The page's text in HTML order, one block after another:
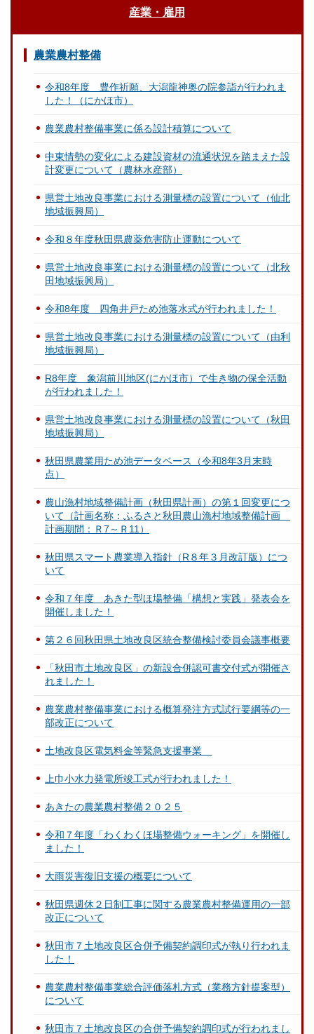
産業・雇用
農業農村整備
令和8年度 豊作祈願、大潟龍神奥の院参詣が行われま
した！（にかほ市）
農業農村整備事業に係る設計積算について
中東情勢の変化による建設資材の流通状況を踏まえた設
計変更について（農林水産部）
県営土地改良事業における測量標の設置について（仙北
地域振興局）
令和８年度秋田県農薬危害防止運動について
県営土地改良事業における測量標の設置について（北秋
田地域振興局）
令和8年度 四角井戸ため池落水式が行われました！
県営土地改良事業における測量標の設置について（由利
地域振興局）
R8年度 象潟前川地区(にかほ市）で生き物の保全活動
が行われました！
県営土地改良事業における測量標の設置について（秋田
地域振興局）
秋田県農業用ため池データベース（令和8年3月末時
点）
農山漁村地域整備計画（秋田県計画）の第１回変更につ
いて（計画名称：ふるさと秋田農山漁村地域整備計画
計画期間：Ｒ7～Ｒ11）
秋田県スマート農業導入指針（R８年３月改訂版）につ
いて
令和７年度 あきた型ほ場整備「構想と実践」発表会を
開催しました！
第２６回秋田県土地改良区統合整備検討委員会議事概要
「秋田市土地改良区」の新設合併認可書交付式が開催さ
れました！
農業農村整備事業における概算発注方式試行要綱等の一
部改正について
土地改良区電気料金等緊急支援事業
上巾小水力発電所竣工式が行われました！
あきたの農業農村整備２０２５
令和７年度「わくわくほ場整備ウォーキング」を開催し
ました！
大雨災害復旧支援の概要について
秋田県週休２日制工事に関する農業農村整備運用の一部
改正について
秋田市７土地改良区合併予備契約調印式が執り行われま
した！
農業農村整備事業総合評価落札方式（業務方針提案型）
について
秋田市７土地改良区の合併予備契約調印式が行われまし